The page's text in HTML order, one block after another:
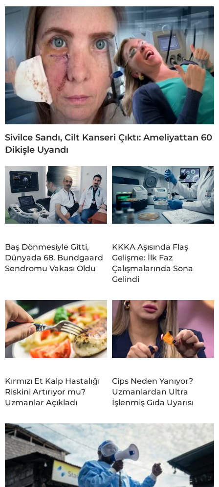
Sivilce Sandı, Cilt Kanseri Çıktı: Ameliyattan 60
Dikişle Uyandı
Baş Dönmesiyle Gitti,
Dünyada 68. Bundgaard
Sendromu Vakası Oldu
KKKA Aşısında Flaş
Gelişme: İlk Faz
Çalışmalarında Sona
Gelindi
Kırmızı Et Kalp Hastalığı
Riskini Artırıyor mu?
Uzmanlar Açıkladı
Cips Neden Yanıyor?
Uzmanlardan Ultra
İşlenmiş Gıda Uyarısı